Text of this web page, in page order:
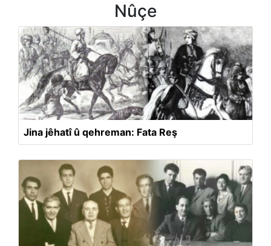
Nûçe
Jina jêhatî û qehreman: Fata Reş